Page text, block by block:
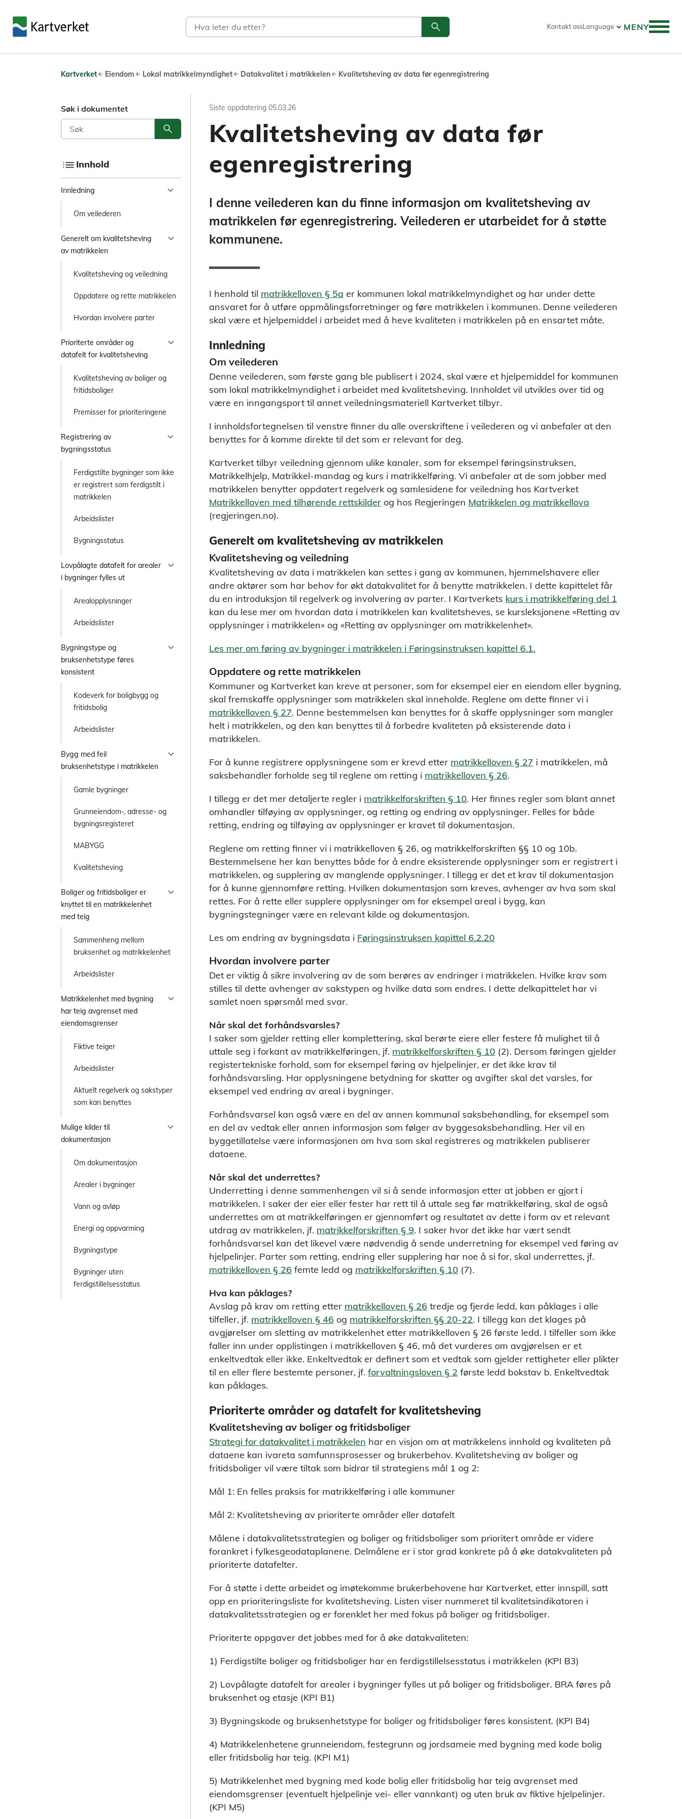
Søk
Søk
search Kontakt ossLanguage MENY
Kartverket Eiendom Lokal matrikkelmyndighet Datakvalitet i matrikkelen Kvalitetsheving av data før egenregistrering
Kvalitetsheving av data før egenregistrering
I denne veilederen kan du finne informasjon om kvalitetsheving av matrikkelen før egenregistrering. Veilederen er
Søk i dokumentet
Søk i dokumentet
search
list Innhold
Innledning chevron_right
Om veilederen
Generelt om kvalitetsheving
av matrikkelen
chevron_right
Kvalitetsheving og veiledning
Oppdatere og rette matrikkelen
Hvordan involvere parter
Prioriterte områder og
datafelt for kvalitetsheving
chevron_right
Kvalitetsheving av boliger og
fritidsboliger
Premisser for prioriteringene
Registrering av
bygningsstatus
chevron_right
Ferdigstilte bygninger som ikke
er registrert som ferdigstilt i
matrikkelen
Arbeidslister
Bygningsstatus
Lovpålagte datafelt for arealer
i bygninger fylles ut
chevron_right
Arealopplysninger
Arbeidslister
Bygningstype og
bruksenhetstype føres
konsistent
chevron_right
Kodeverk for boligbygg og
fritidsbolig
Arbeidslister
Bygg med feil
bruksenhetstype i matrikkelen
chevron_right
Gamle bygninger
Grunneiendom-, adresse- og
bygningsregisteret
MABYGG
Kvalitetsheving
Boliger og fritidsboliger er
knyttet til en matrikkelenhet
med teig
chevron_right
Sammenheng mellom
bruksenhet og matrikkelenhet
Arbeidslister
Matrikkelenhet med bygning
har teig avgrenset med
eiendomsgrenser
chevron_right
Fiktive teiger
Arbeidslister
Aktuelt regelverk og sakstyper
som kan benyttes
Mulige kilder til
dokumentasjon
chevron_right
Om dokumentasjon
Arealer i bygninger
Vann og avløp
Energi og oppvarming
Bygningstype
Bygninger uten
ferdigstillelsesstatus
Siste oppdatering 05.03.26
Kvalitetsheving av data før
egenregistrering
I denne veilederen kan du finne informasjon om kvalitetsheving av
matrikkelen før egenregistrering. Veilederen er utarbeidet for å støtte
kommunene.
I henhold til matrikkelloven § 5a er kommunen lokal matrikkelmyndighet og har under dette
ansvaret for å utføre oppmålingsforretninger og føre matrikkelen i kommunen. Denne veilederen
skal være et hjelpemiddel i arbeidet med å heve kvaliteten i matrikkelen på en ensartet måte.
Innledning
Om veilederen
Denne veilederen, som første gang ble publisert i 2024, skal være et hjelpemiddel for kommunen
som lokal matrikkelmyndighet i arbeidet med kvalitetsheving. Innholdet vil utvikles over tid og
være en inngangsport til annet veiledningsmateriell Kartverket tilbyr.
I innholdsfortegnelsen til venstre finner du alle overskriftene i veilederen og vi anbefaler at den
benyttes for å komme direkte til det som er relevant for deg.
Kartverket tilbyr veiledning gjennom ulike kanaler, som for eksempel føringsinstruksen,
Matrikkelhjelp, Matrikkel-mandag og kurs i matrikkelføring. Vi anbefaler at de som jobber med
matrikkelen benytter oppdatert regelverk og samlesidene for veiledning hos Kartverket
Matrikkelloven med tilhørende rettskilder og hos Regjeringen Matrikkelen og matrikkellova
(regjeringen.no).
Generelt om kvalitetsheving av matrikkelen
Kvalitetsheving og veiledning
Kvalitetsheving av data i matrikkelen kan settes i gang av kommunen, hjemmelshavere eller
andre aktører som har behov for økt datakvalitet for å benytte matrikkelen. I dette kapittelet får
du en introduksjon til regelverk og involvering av parter. I Kartverkets kurs i matrikkelføring del 1
kan du lese mer om hvordan data i matrikkelen kan kvalitetsheves, se kursleksjonene «Retting av
opplysninger i matrikkelen» og «Retting av opplysninger om matrikkelenhet».
Les mer om føring av bygninger i matrikkelen i Føringsinstruksen kapittel 6.1.
Oppdatere og rette matrikkelen
Kommuner og Kartverket kan kreve at personer, som for eksempel eier en eiendom eller bygning,
skal fremskaffe opplysninger som matrikkelen skal inneholde. Reglene om dette finner vi i
matrikkelloven § 27. Denne bestemmelsen kan benyttes for å skaffe opplysninger som mangler
helt i matrikkelen, og den kan benyttes til å forbedre kvaliteten på eksisterende data i
matrikkelen.
For å kunne registrere opplysningene som er krevd etter matrikkelloven § 27 i matrikkelen, må
saksbehandler forholde seg til reglene om retting i matrikkelloven § 26.
I tillegg er det mer detaljerte regler i matrikkelforskriften § 10. Her finnes regler som blant annet
omhandler tilføying av opplysninger, og retting og endring av opplysninger. Felles for både
retting, endring og tilføying av opplysninger er kravet til dokumentasjon.
Reglene om retting finner vi i matrikkelloven § 26, og matrikkelforskriften §§ 10 og 10b.
Bestemmelsene her kan benyttes både for å endre eksisterende opplysninger som er registrert i
matrikkelen, og supplering av manglende opplysninger. I tillegg er det et krav til dokumentasjon
for å kunne gjennomføre retting. Hvilken dokumentasjon som kreves, avhenger av hva som skal
rettes. For å rette eller supplere opplysninger om for eksempel areal i bygg, kan
bygningstegninger være en relevant kilde og dokumentasjon.
Les om endring av bygningsdata i Føringsinstruksen kapittel 6.2.20
Hvordan involvere parter
Det er viktig å sikre involvering av de som berøres av endringer i matrikkelen. Hvilke krav som
stilles til dette avhenger av sakstypen og hvilke data som endres. I dette delkapittelet har vi
samlet noen spørsmål med svar.
Når skal det forhåndsvarsles?
I saker som gjelder retting eller komplettering, skal berørte eiere eller festere få mulighet til å
uttale seg i forkant av matrikkelføringen, jf. matrikkelforskriften § 10 (2). Dersom føringen gjelder
registertekniske forhold, som for eksempel føring av hjelpelinjer, er det ikke krav til
forhåndsvarsling. Har opplysningene betydning for skatter og avgifter skal det varsles, for
eksempel ved endring av areal i bygninger.
Forhåndsvarsel kan også være en del av annen kommunal saksbehandling, for eksempel som
en del av vedtak eller annen informasjon som følger av byggesaksbehandling. Her vil en
byggetillatelse være informasjonen om hva som skal registreres og matrikkelen publiserer
dataene.
Når skal det underrettes?
Underretting i denne sammenhengen vil si å sende informasjon etter at jobben er gjort i
matrikkelen. I saker der eier eller fester har rett til å uttale seg før matrikkelføring, skal de også
underrettes om at matrikkelføringen er gjennomført og resultatet av dette i form av et relevant
utdrag av matrikkelen, jf. matrikkelforskriften § 9. I saker hvor det ikke har vært sendt
forhåndsvarsel kan det likevel være nødvendig å sende underretning for eksempel ved føring av
hjelpelinjer. Parter som retting, endring eller supplering har noe å si for, skal underrettes, jf.
matrikkelloven § 26 femte ledd og matrikkelforskriften § 10 (7).
Hva kan påklages?
Avslag på krav om retting etter matrikkelloven § 26 tredje og fjerde ledd, kan påklages i alle
tilfeller, jf. matrikkelloven § 46 og matrikkelforskriften §§ 20-22. I tillegg kan det klages på
avgjørelser om sletting av matrikkelenhet etter matrikkelloven § 26 første ledd. I tilfeller som ikke
faller inn under opplistingen i matrikkelloven § 46, må det vurderes om avgjørelsen er et
enkeltvedtak eller ikke. Enkeltvedtak er definert som et vedtak som gjelder rettigheter eller plikter
til en eller flere bestemte personer, jf. forvaltningsloven § 2 første ledd bokstav b. Enkeltvedtak
kan påklages.
Prioriterte områder og datafelt for kvalitetsheving
Kvalitetsheving av boliger og fritidsboliger
Strategi for datakvalitet i matrikkelen har en visjon om at matrikkelens innhold og kvaliteten på
dataene kan ivareta samfunnsprosesser og brukerbehov. Kvalitetsheving av boliger og
fritidsboliger vil være tiltak som bidrar til strategiens mål 1 og 2:
Mål 1: En felles praksis for matrikkelføring i alle kommuner
Mål 2: Kvalitetsheving av prioriterte områder eller datafelt
Målene i datakvalitetsstrategien og boliger og fritidsboliger som prioritert område er videre
forankret i fylkesgeodataplanene. Delmålene er i stor grad konkrete på å øke datakvaliteten på
prioriterte datafelter.
For å støtte i dette arbeidet og imøtekomme brukerbehovene har Kartverket, etter innspill, satt
opp en prioriteringsliste for kvalitetsheving. Listen viser nummeret til kvalitetsindikatoren i
datakvalitetsstrategien og er forenklet her med fokus på boliger og fritidsboliger.
Prioriterte oppgaver det jobbes med for å øke datakvaliteten:
1) Ferdigstilte boliger og fritidsboliger har en ferdigstillelsesstatus i matrikkelen (KPI B3)
2) Lovpålagte datafelt for arealer i bygninger fylles ut på boliger og fritidsboliger. BRA føres på
bruksenhet og etasje (KPI B1)
3) Bygningskode og bruksenhetstype for boliger og fritidsboliger føres konsistent. (KPI B4)
4) Matrikkelenhetene grunneiendom, festegrunn og jordsameie med bygning med kode bolig
eller fritidsbolig har teig. (KPI M1)
5) Matrikkelenhet med bygning med kode bolig eller fritidsbolig har teig avgrenset med
eiendomsgrenser (eventuelt hjelpelinje vei- eller vannkant) og uten bruk av fiktive hjelpelinjer.
(KPI M5)